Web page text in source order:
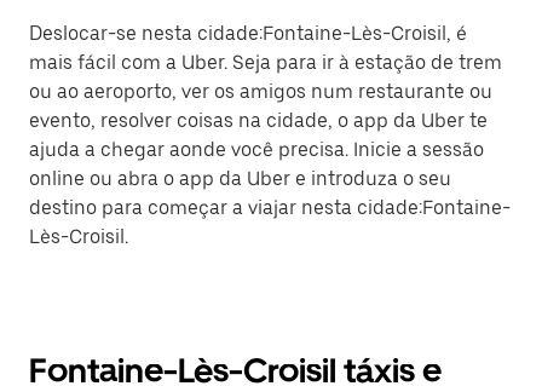
Deslocar-se nesta cidade:Fontaine-Lès-Croisil, é
mais fácil com a Uber. Seja para ir à estação de trem
ou ao aeroporto, ver os amigos num restaurante ou
evento, resolver coisas na cidade, o app da Uber te
ajuda a chegar aonde você precisa. Inicie a sessão
online ou abra o app da Uber e introduza o seu
destino para começar a viajar nesta cidade:Fontaine-
Lès-Croisil.
Fontaine-Lès-Croisil táxis e